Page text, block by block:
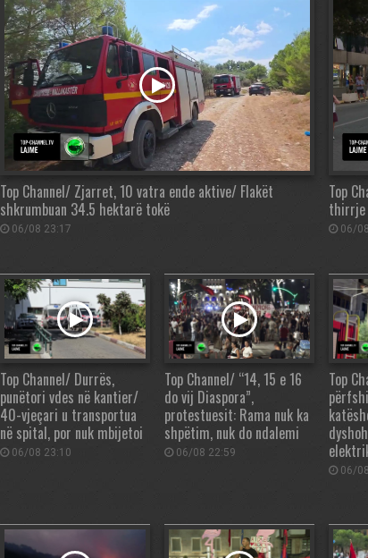
Top Channel/ Zjarret, 10 vatra ende aktive/ Flakët
shkrumbuan 34.5 hektarë tokë
06/08 23:17
Top
thirrje
06/
Top Channel/ Durrës,
punëtori vdes në kantier/
40-vjeçari u transportua
në spital, por nuk mbijetoi
06/08 23:10
Top Channel/ “14, 15 e 16
do vij Diaspora”,
protestuesit: Rama nuk ka
shpëtim, nuk do ndalemi
06/08 22:59
Top
06/